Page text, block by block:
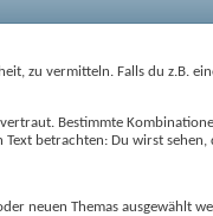
zu vermitteln. Falls du z.B.
Bestimmte
betrachten: Du wirst sehen,
neuen Themas ausgewählt